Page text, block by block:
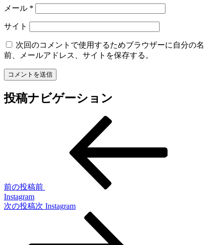
メール *
サイト
次回のコメントで使用するためブラウザーに自分の名
前、メールアドレス、サイトを保存する。
投稿ナビゲーション
前の投稿前
Instagram
次の投稿次 Instagram